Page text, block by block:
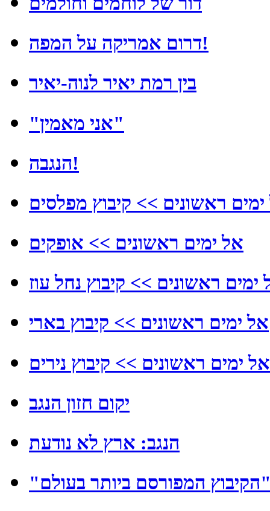
דרום אמריקה על המפה!
בין רמת יאיר לנוה-יאיר
"אני מאמין"
הנגבה!
ראשונים >> קיבוץ מפלסים
אל ימים ראשונים >> אופקים
ימים ראשונים >> קיבוץ נחל עוז
אל ימים ראשונים >> קיבוץ בארי
אל ימים ראשונים >> קיבוץ נירים
יקום חזון הנגב
הנגב: ארץ לא נודעת
ביותר בעולם"